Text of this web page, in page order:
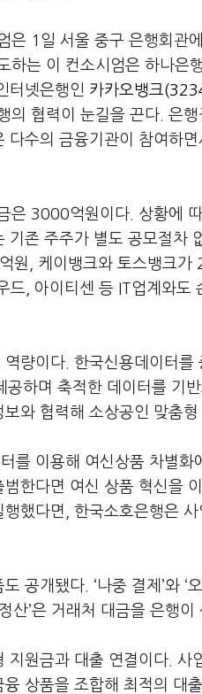
은 1일 서울 중구 은행회관
하는 이 컨소시엄은 하나
터넷은행인 카카오뱅크
의 협력이 눈길을 끈다. 은
다수의 금융기관이 참여하
은 3000억원이다. 상황에
존 주주가 별도 공모절차
원, 케이뱅크와 토스뱅크가
드, 아이티센 등 IT업계와
량이다. 한국신용데이터
공하며 축적한 데이터를 기
와 협력해 소상공인 맞춤형
를 이용해 여신상품 차별
한다면 여신 상품 혁신을
했다면, 한국소호은행은
공개됐다. ‘나중 결제’와 ‘
산’은 거래처 대금을 은행
지원금과 대출 연결이다. 사
상품을 조합해 최적의 대